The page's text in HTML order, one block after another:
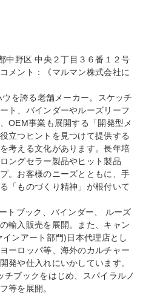
中野区 中央２丁目３６番１２号
メント：《マルマン株式会社に
を誇る老舗メーカー。スケッチ
ト、バインダーやルーズリーフ
OEM事業も展開する「開発型メ
立つヒントを見つけて提供する
考える文化があります。長年培
ングセラー製品やヒット製品
。お客様のニーズとともに、手
「ものづくり精神」が根付いて
トブック、バインダー、 ルーズ
輸入販売を展開。また、キャン
ンアート部門)日本代理店とし
ーロッパ等、海外のカルチャー
発や仕入れにいかしています。
ブックをはじめ、スパイラルノ
等を展開。